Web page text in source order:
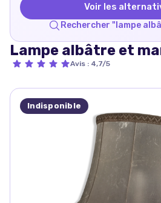
Voir les
Rechercher " lampe
Lampe albâtre et
Avis : 4,7/5
Indisponible